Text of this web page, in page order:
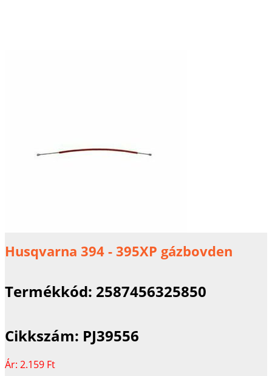
Husqvarna 394 - 395XP gázbovden
Termékkód: 2587456325850
Cikkszám: PJ39556
Ár: 2.159 Ft